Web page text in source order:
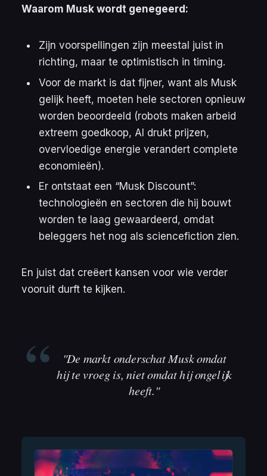
Waarom Musk wordt genegeerd:
Zijn voorspellingen zijn meestal juist in
richting, maar te optimistisch in timing.
Voor de markt is dat fijner, want als Musk
gelijk heeft, moeten hele sectoren opnieuw
worden beoordeeld (robots maken arbeid
extreem goedkoop, AI drukt prijzen,
overvloedige energie verandert complete
economieën).
Er ontstaat een “Musk Discount”:
technologieën en sectoren die hij bouwt
worden te laag gewaardeerd, omdat
beleggers het nog als sciencefiction zien.
En juist dat creëert kansen voor wie verder
vooruit durft te kijken.
"De markt onderschat Musk omdat
hij te vroeg is, niet omdat hij ongelijk
heeft."